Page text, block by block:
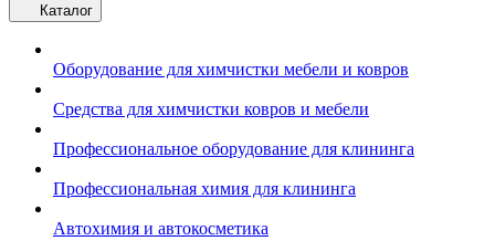
Каталог
Оборудование для химчистки мебели и ковров
Средства для химчистки ковров и мебели
Профессиональное оборудование для клининга
Профессиональная химия для клининга
Автохимия и автокосметика